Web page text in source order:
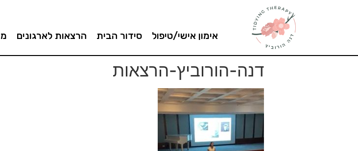
אימון אישי/טיפול סידור הבית הרצאות לארגונים
דנה-הורוביץ-הרצאות